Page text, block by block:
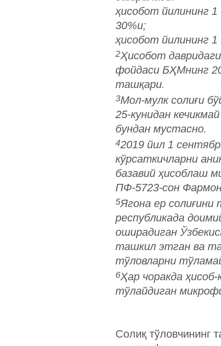
ҳисобот йилининг 1
30%и;
ҳисобот йилининг 1
2Ҳисобот
фойдаси БҲМнинг
ташқари.
3Мол-мулк солиғи
25-кунидан
бундан мустасно.
42019 йил 1
кўрсаткичларни
базавий ҳисоблаш
ПФ-5723-сон
5Ягона ер
республикада
оширадиган
ташкил этган ва
тўловларни
6Ҳар чоракда
тўлайдиган
Солиқ тўловчининг